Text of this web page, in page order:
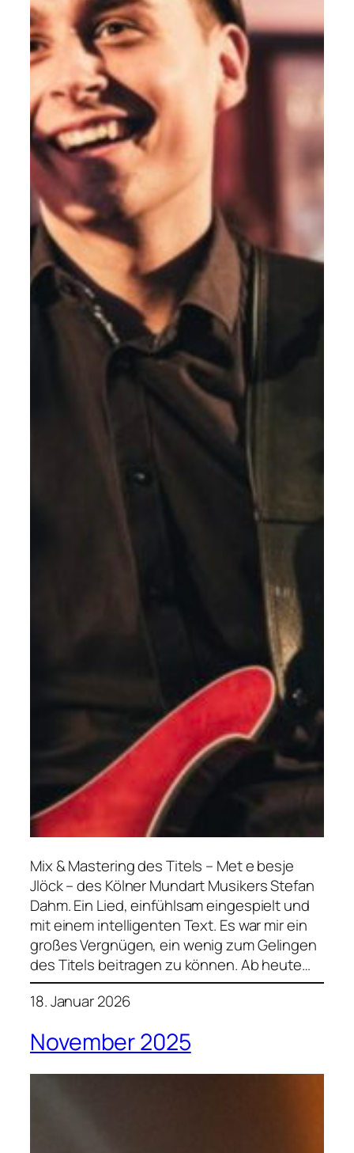
Mix & Mastering des Titels – Met e besje
Jlöck – des Kölner Mundart Musikers Stefan
Dahm. Ein Lied, einfühlsam eingespielt und
mit einem intelligenten Text. Es war mir ein
großes Vergnügen, ein wenig zum Gelingen
des Titels beitragen zu können. Ab heute…
18. Januar 2026
November 2025